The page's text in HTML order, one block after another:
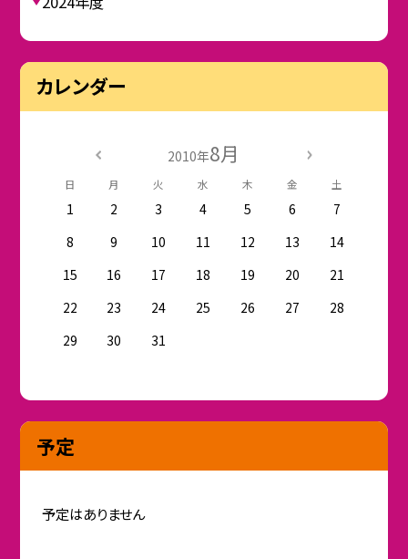
カレンダー
2010年8月
日 月 火 水 木 金 土
1 2 3 4 5 6
7
8
9 10 11 12 13
14
15
16 17 18 19 20
21
22
23 24 25 26 27
28
29
30 31
予定
予定はありません